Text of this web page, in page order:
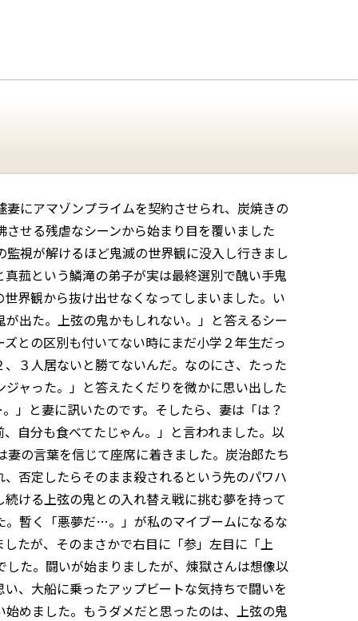
にアマゾンプライムを契約させられ、炭焼きの
せる残虐なシーンから始まり目を覆いました
視が解けるほど鬼滅の世界観に没入し行きまし
菰という鱗滝の弟子が実は最終選別で醜い手鬼
界観から抜け出せなくなってしまいました。い
出た。上弦の鬼かもしれない。」と答えるシー
との区別も付いてない時にまだ小学２年生だっ
３人居ないと勝てないんだ。なのにさ、たった
ャった。」と答えたくだりを微かに思い出した
」と妻に訊いたのです。そしたら、妻は「は？
自分も食べてたじゃん。」と言われました。以
の言葉を信じて座席に着きました。炭治郎たち
否定したらそのまま殺されるという先のパワハ
ける上弦の鬼との入れ替え戦に挑む夢を持って
暫く「悪夢だ…。」が私のマイブームになるな
たが、そのまさかで右目に「参」左目に「上
た。闘いが始まりましたが、煉獄さんは想像以
、大船に乗ったアップビートな気持ちで闘いを
めました。もうダメだと思ったのは、上弦の鬼